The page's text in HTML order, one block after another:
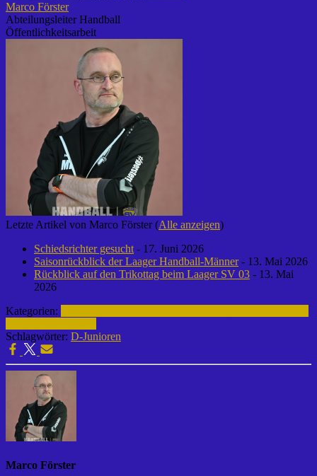
Marco Förster
Abteilungsleiter Handball
Öffentlichkeitsarbeit
Letzte Artikel von Marco Förster(Alle anzeigen)
Schiedsrichter gesucht - 17. Juni 2026
Saisonrückblick der Laager Handball-Männer- 13. Mai 2026
Rückblick auf den Trikottag beim Laager SV 03 - 13. Mai
2026
Kategorien:
Schlagwörter: D-Junioren
Marco Förster